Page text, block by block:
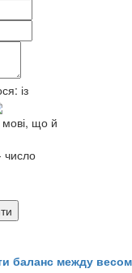
із
мові, що й
число
баланс между весом